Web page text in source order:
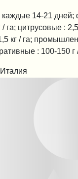
каждые 14-21 дней;
га; цитрусовые :
кг / га;
: 100-150
Италия